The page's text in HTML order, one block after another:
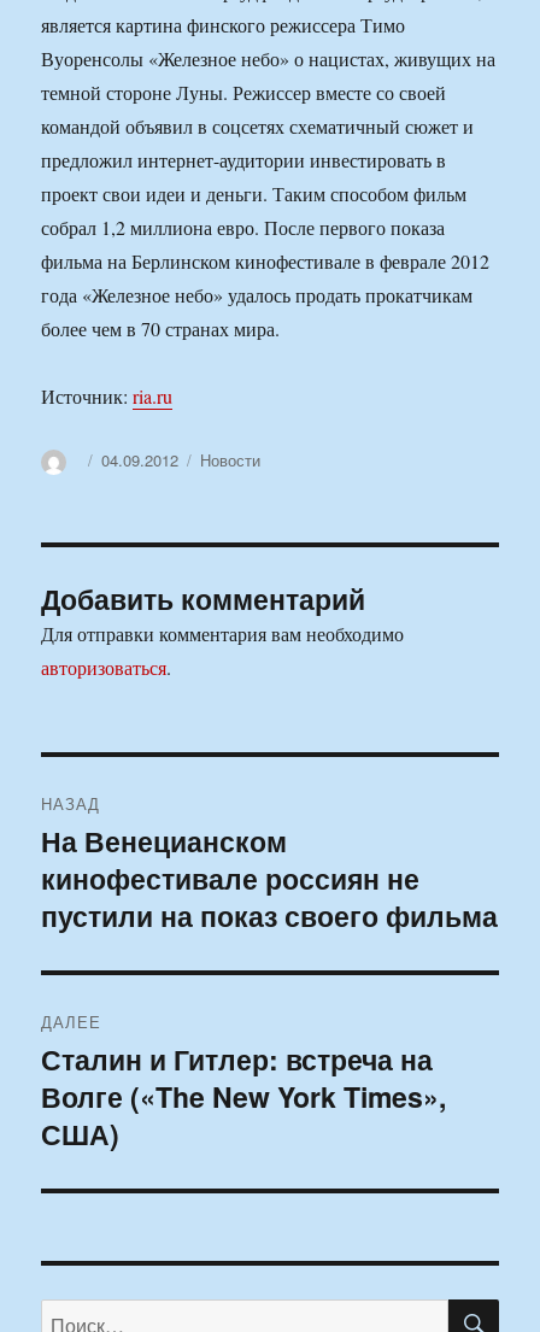
является картина финского режиссера Тимо
Вуоренсолы «Железное небо» о нацистах, живущих на
темной стороне Луны. Режиссер вместе со своей
командой объявил в соцсетях схематичный сюжет и
предложил интернет-аудитории инвестировать в
проект свои идеи и деньги. Таким способом фильм
собрал 1,2 миллиона евро. После первого показа
фильма на Берлинском кинофестивале в феврале 2012
года «Железное небо» удалось продать прокатчикам
более чем в 70 странах мира.
Источник:ria.ru
АвторОпубликовано
04.09.2012 Рубрики
Новости
Добавить комментарий
Для отправки комментария вам необходимо
авторизоваться.
по
записям
НАЗАД
Предыдущая
запись:
На Венецианском
кинофестивале россиян не
пустили на показ своего фильма
ДАЛЕЕ
Следующая
запись:
Сталин и Гитлер: встреча на
Волге («The New York Times»,
США)
Искать: